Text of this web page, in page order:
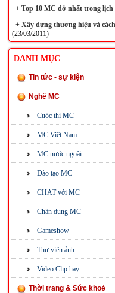
+Top 10 MC dở nhất trong lịch
+Xây dựng thương hiệu và
(23/03/2011)
DANH MỤC
Tin tức - sự kiện
Nghề MC
Cuộc thi MC
MC Việt Nam
MC nước ngoài
Đào tạo MC
CHAT với MC
Chân dung MC
Gameshow
Thư viện ảnh
Video Clip hay
Thời trang & Sức khoẻ